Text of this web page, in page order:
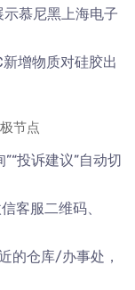
慕尼黑上海电子
增物质对硅胶出
节点
投诉建议”自动切
客服二维码、
的仓库/办事处，